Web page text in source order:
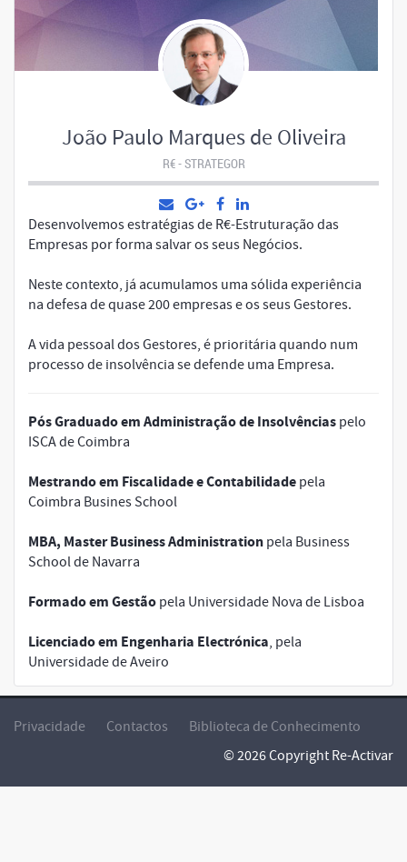
João Paulo Marques de Oliveira
R€ - STRATEGOR
Desenvolvemos estratégias de R€-Estruturação das
Empresas por forma salvar os seus Negócios.
Neste contexto, já acumulamos uma sólida experiência
na defesa de quase 200 empresas e os seus Gestores.
A vida pessoal dos Gestores, é prioritária quando num
processo de insolvência se defende uma Empresa.
Pós Graduado em Administração de Insolvências pelo
ISCA de Coimbra
Mestrando em Fiscalidade e Contabilidade pela
Coimbra Busines School
MBA, Master Business Administration pela Business
School de Navarra
Formado em Gestão pela Universidade Nova de Lisboa
Licenciado em Engenharia Electrónica, pela
Universidade de Aveiro
Privacidade Contactos
Biblioteca de Conhecimento
© 2026 Copyright Re-Activar